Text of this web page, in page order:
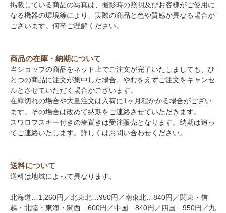
掲載している商品の写真は、撮影時の照明及びお客様がご使用に
なる機器の環境等により、実際の商品と色や質感が異なる場合が
ございます。何卒ご理解ください。
商品の在庫・納期について
当ショップの商品をネット上でご注文が完了いたしましても、ひ
とつの商品に注文が集中した場合、やむをえずご注文をキャンセ
ルとさせていただく場合がございます。
在庫切れの場合や大量注文は入荷に1ヶ月程かかる場合がござい
ます。その場合は改めて納期をご連絡させていただきます。
スワロフスキー付きの箸置きは受注販売となります。納期は追っ
てご連絡いたします。詳しくはお問い合わせください。
送料について
送料は地域によって異なります。
北海道…1,260円／北東北…950円／南東北…840円／関東・信
越・北陸・東海・関西…600円／中国…840円／四国…950円／九